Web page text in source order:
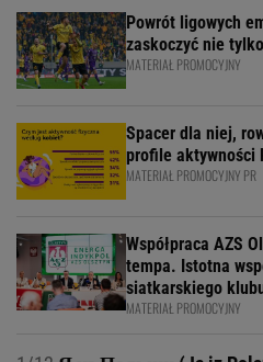
Powrót ligowych
zaskoczyć nie
MATERIAŁ PROMOCYJNY
Spacer dla niej,
profile aktywności
MATERIAŁ PROMOCYJNY PR
Współpraca AZS
tempa. Istotna
siatkarskiego
MATERIAŁ PROMOCYJNY